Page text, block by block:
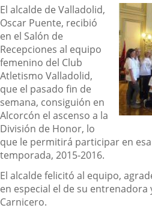
Descripción
El alcalde de Valladolid,
Oscar Puente, recibió
en el Salón de
Recepciones al equipo
femenino del Club
Atletismo Valladolid,
que el pasado fin de
semana, consiguión en
Alcorcón el ascenso a la
División de Honor, lo
que le permitirá participar en
temporada, 2015-2016.
El alcalde felicitó al equipo,
en especial el de su entrenadora
Carnicero.